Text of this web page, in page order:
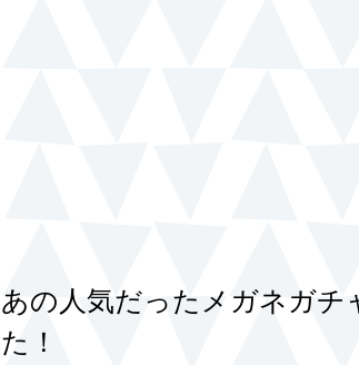
あの人気だったメガネガチ
た！